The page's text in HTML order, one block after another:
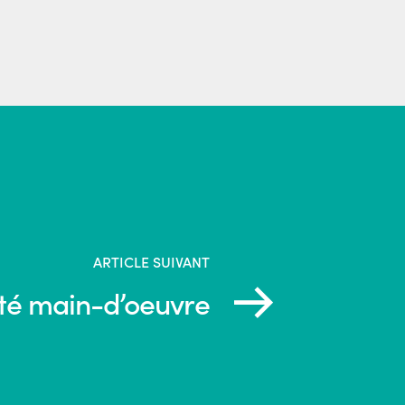
ARTICLE SUIVANT
main-d’oeuvre